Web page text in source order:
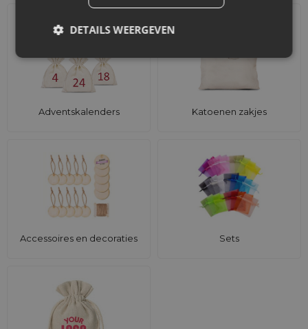
Adventskalenders Katoenen zakjes
Accessoires en decoraties Sets
DETAILS WEERGEVEN